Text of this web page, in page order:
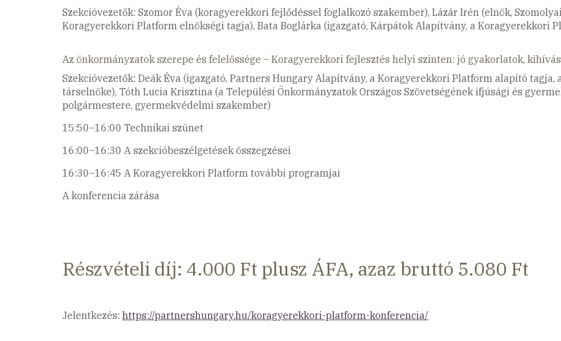
Szekcióvezetők: Szomor Éva (koragyerekkori fejlődéssel foglalkozó szakember), Lázár Irén (elnök,
Koragyerekkori Platform elnökségi tagja), Bata Boglárka (igazgató, Kárpátok Alapítvány, a Koragyerekkori
Az önkormányzatok szerepe és felelőssége – Koragyerekkori fejlesztés helyi szinten: jó gyakorlatok,
Szekcióvezetők: Deák Éva (igazgató, Partners Hungary Alapítvány, a Koragyerekkori Platform alapító
társelnöke), Tóth Lucia Krisztina (a Települési Önkormányzatok Országos Szövetségének ifjúsági és
polgármestere, gyermekvédelmi szakember)
15:50–16:00 Technikai szünet
16:00–16:30 A szekcióbeszélgetések összegzései
16:30–16:45 A Koragyerekkori Platform további programjai
A konferencia zárása
Részvételi díj: 4.000 Ft plusz ÁFA, azaz bruttó 5.080 Ft
Jelentkezés: https://partnershungary.hu/koragyerekkori-platform-konferencia/